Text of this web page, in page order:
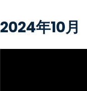
2024年10月